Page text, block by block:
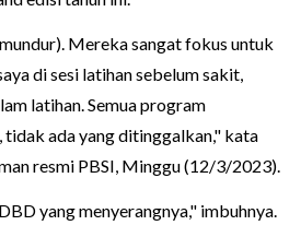
Mereka sangat fokus untuk
di sesi latihan sebelum sakit,
latihan. Semua program
tidak ada yang ditinggalkan," kata
resmi PBSI, Minggu (12/3/2023).
yang menyerangnya," imbuhnya.